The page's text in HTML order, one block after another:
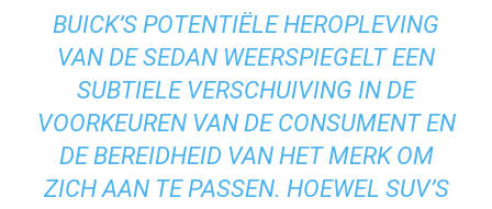
BUICK’S POTENTIËLE HEROPLEVING
VAN DE SEDAN WEERSPIEGELT EEN
SUBTIELE VERSCHUIVING IN DE
VOORKEUREN VAN DE CONSUMENT EN
DE BEREIDHEID VAN HET MERK OM
ZICH AAN TE PASSEN. HOEWEL SUV’S